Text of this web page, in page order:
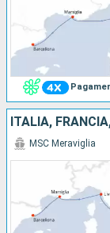
ITALIA,
MSC Meraviglia